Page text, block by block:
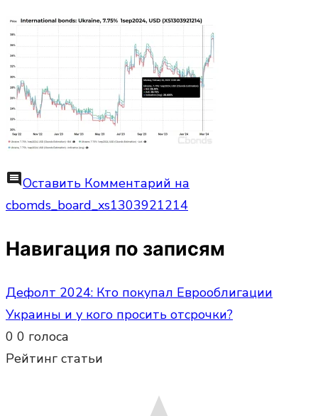
commentОставить Комментарий на
cbomds_board_xs1303921214
Навигация по записям
Дефолт 2024: Кто покупал Еврооблигации
Украины и у кого просить отсрочки?
0 0 голоса
Рейтинг статьи